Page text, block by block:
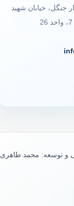
جنگل، خیابان شهید